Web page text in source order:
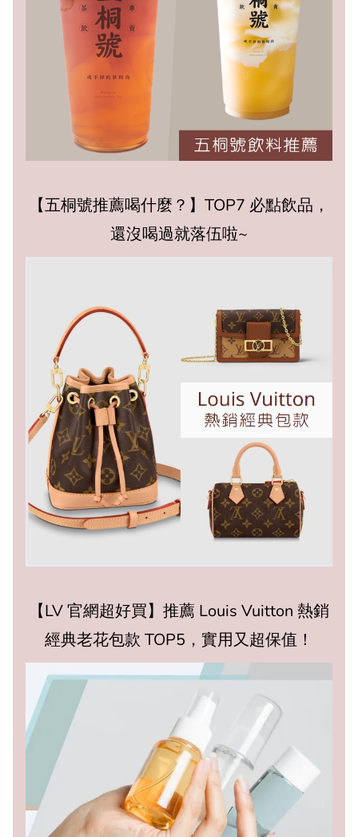
【五桐號推薦喝什麼？】TOP7 必點飲品，
還沒喝過就落伍啦~
【LV 官網超好買】推薦 Louis Vuitton 熱銷
經典老花包款 TOP5，實用又超保值！